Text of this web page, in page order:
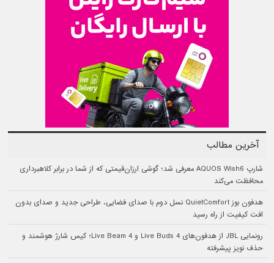
آخرین مطالب
شارپ AQUOS Wish6 معرفی شد؛ گوشی ارزان‌قیمتی که از شما در برابر کلاهبرداری
محافظت می‌کند
هدفون بوز QuietComfort نسل دوم با صدای فضایی، طراحی جدید و صدای بدون
افت کیفیت از راه رسید
رونمایی JBL از هدفون‌های Live Buds 4 و Live Beam 4؛ کیس شارژ هوشمند و
حذف نویز پیشرفته